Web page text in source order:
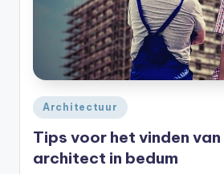
Geplaatst
in
Architectuur
Tips voor het vinden
architect in bedum